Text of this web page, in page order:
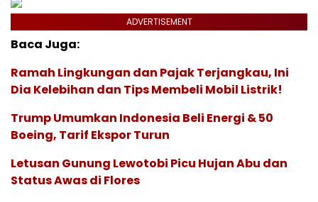
ADVERTISEMENT
Baca Juga:
Ramah Lingkungan dan Pajak Terjangkau, Ini
Dia Kelebihan dan Tips Membeli Mobil Listrik!
Trump Umumkan Indonesia Beli Energi & 50
Boeing, Tarif Ekspor Turun
Letusan Gunung Lewotobi Picu Hujan Abu dan
Status Awas di Flores